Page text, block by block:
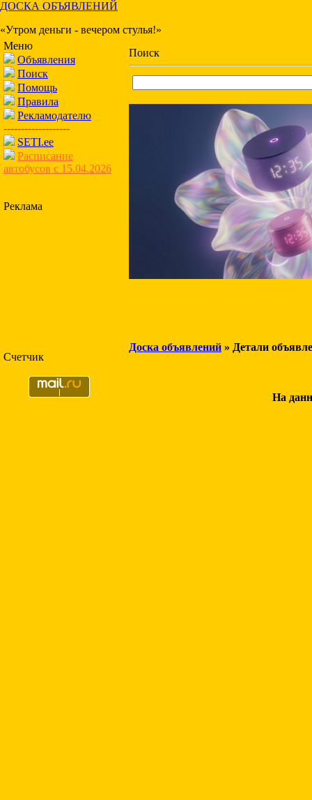
ДОСКА ОБЪЯВЛЕНИЙ
«Утром деньги - вечером стулья!»
Меню
Объявления
Поиск
Помощь
Правила
Рекламодателю
-------------------
SETI.ee
Расписание
автобусов с 15.04.2026
Реклама
Счетчик
Поиск
Доска объявлений » Детали
На